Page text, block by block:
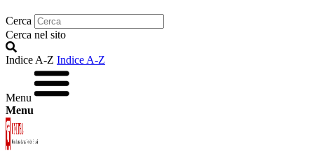
Cerca
Cerca nel sito
Indice A-Z Indice A-Z
Menu
Menu